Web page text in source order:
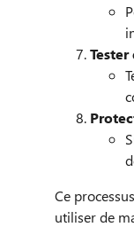
Ce
utiliser de